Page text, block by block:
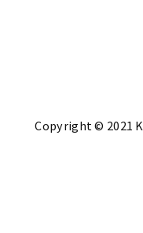
Copyright © 2021